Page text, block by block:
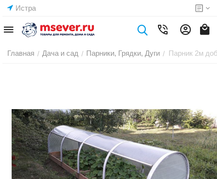
Истра
Главная / Дача и сад / Парники, Грядки, Дуги / Парник 2м